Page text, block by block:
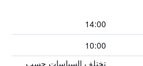
14:00
10:00
تختلف السياسات حسب